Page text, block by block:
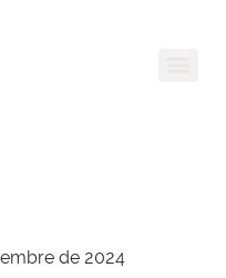
de 2024